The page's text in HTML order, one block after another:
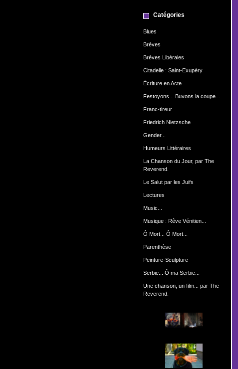
Catégories
Blues
Brèves
Brèves Libérales
Citadelle : Saint-Exupéry
Écriture en Acte
Festoyons... Buvons la coupe...
Franc-tireur
Friedrich Nietzsche
Gender...
Humeurs Littéraires
La Chanson du Jour, par The
Reverend.
Le Salut par les Juifs
Lectures
Music...
Musique : Rêve Vénitien...
Ô Mort... Ô Mort...
Parenthèse
Peinture-Sculpture
Serbie... Ô ma Serbie...
Une chanson, un film... par The
Reverend.